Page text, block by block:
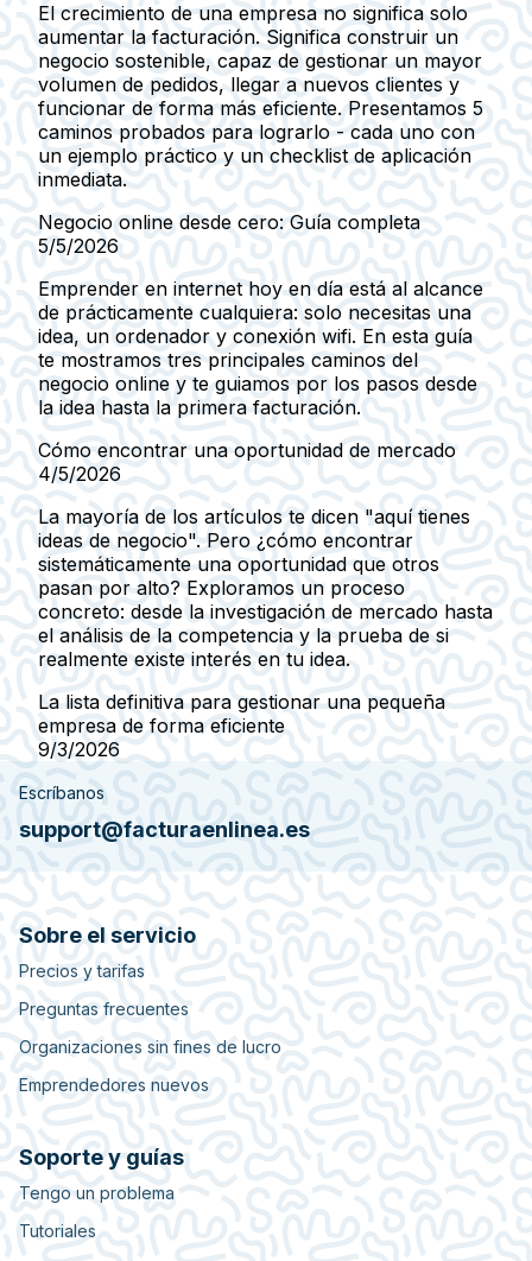
El crecimiento de una empresa no significa solo
aumentar la facturación. Significa construir un
negocio sostenible, capaz de gestionar un mayor
volumen de pedidos, llegar a nuevos clientes y
funcionar de forma más eficiente. Presentamos 5
caminos probados para lograrlo - cada uno con
un ejemplo práctico y un checklist de aplicación
inmediata.
Negocio online desde cero: Guía completa
5/5/2026
Emprender en internet hoy en día está al alcance
de prácticamente cualquiera: solo necesitas una
idea, un ordenador y conexión wifi. En esta guía
te mostramos tres principales caminos del
negocio online y te guiamos por los pasos desde
la idea hasta la primera facturación.
Cómo encontrar una oportunidad de mercado
4/5/2026
La mayoría de los artículos te dicen "aquí tienes
ideas de negocio". Pero ¿cómo encontrar
sistemáticamente una oportunidad que otros
pasan por alto? Exploramos un proceso
concreto: desde la investigación de mercado hasta
el análisis de la competencia y la prueba de si
realmente existe interés en tu idea.
La lista definitiva para gestionar una pequeña
empresa de forma eficiente
9/3/2026
Escríbanos
support@facturaenlinea.es
Sobre el servicio
Precios y tarifas
Preguntas frecuentes
Organizaciones sin fines de lucro
Emprendedores nuevos
Soporte y guías
Tengo un problema
Tutoriales